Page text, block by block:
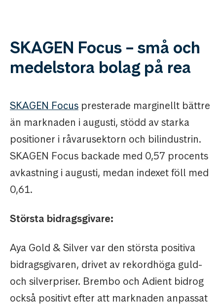
SKAGEN Focus – små och
medelstora bolag på rea
SKAGEN Focus presterade marginellt bättre
än marknaden i augusti, stödd av starka
positioner i råvarusektorn och bilindustrin.
SKAGEN Focus backade med 0,57 procents
avkastning i augusti, medan indexet föll med
0,61.
Största bidragsgivare:
Aya Gold & Silver var den största positiva
bidragsgivaren, drivet av rekordhöga guld-
och silverpriser. Brembo och Adient bidrog
också positivt efter att marknaden anpassat